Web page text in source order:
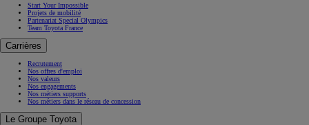
Start Your Impossible
Projets de mobilité
Partenariat Special Olympics
Team Toyota France
Carrières
Recrutement
Nos offres d'emploi
Nos valeurs
Nos engagements
Nos métiers supports
Nos métiers dans le réseau de concession
Le Groupe Toyota